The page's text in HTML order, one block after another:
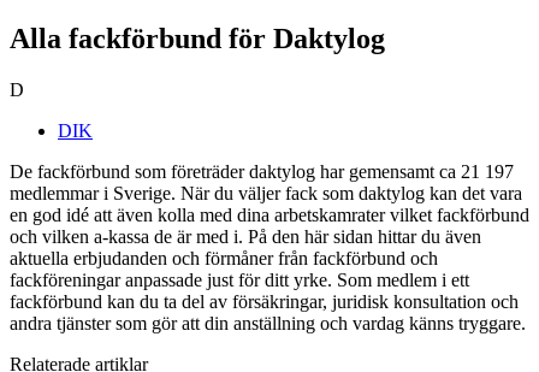
Alla fackförbund för Daktylog
D
DIK
De fackförbund som företräder daktylog har gemensamt ca 21 197
medlemmar i Sverige. När du väljer fack som daktylog kan det vara
en god idé att även kolla med dina arbetskamrater vilket fackförbund
och vilken a-kassa de är med i. På den här sidan hittar du även
aktuella erbjudanden och förmåner från fackförbund och
fackföreningar anpassade just för ditt yrke. Som medlem i ett
fackförbund kan du ta del av försäkringar, juridisk konsultation och
andra tjänster som gör att din anställning och vardag känns tryggare.
Relaterade artiklar